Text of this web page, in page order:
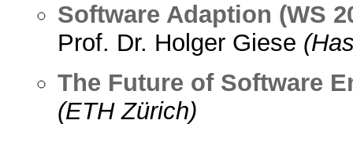
Software Adaption (WS
Prof. Dr. Holger Giese
The Future of Software
(ETH Zürich)